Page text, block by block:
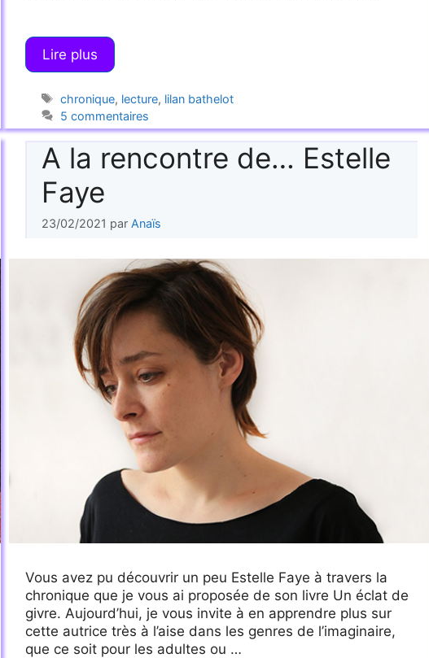
Lire plus
Étiquettes
chronique, lecture, lilan bathelot
5 commentaires
A la rencontre de… Estelle
Faye
23/02/2021 par Anaïs
Vous avez pu découvrir un peu Estelle Faye à travers la
chronique que je vous ai proposée de son livre Un éclat de
givre. Aujourd’hui, je vous invite à en apprendre plus sur
cette autrice très à l’aise dans les genres de l’imaginaire,
que ce soit pour les adultes ou …